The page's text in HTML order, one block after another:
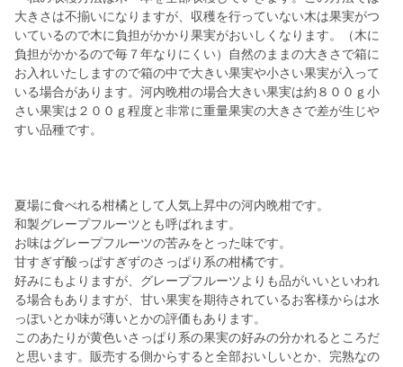
大きさは不揃いになりますが、収穫を行っていない木は果実がつ
いているので木に負担がかかり果実がおいしくなります。（木に
負担がかかるので毎７年なりにくい）自然のままの大きさで箱に
お入れいたしますので箱の中で大きい果実や小さい果実が入って
いる場合があります。河内晩柑の場合大きい果実は約８００ｇ小
さい果実は２００ｇ程度と非常に重量果実の大きさで差が生じや
すい品種です。
夏場に食べれる柑橘として人気上昇中の河内晩柑です。
和製グレープフルーツとも呼ばれます。
お味はグレープフルーツの苦みをとった味です。
甘すぎず酸っぱすぎずのさっぱり系の柑橘です。
好みにもよりますが、グレープフルーツよりも品がいいといわれ
る場合もありますが、甘い果実を期待されているお客様からは水
っぽいとか味が薄いとかの評価もあります。
このあたりが黄色いさっぱり系の果実の好みの分かれるところだ
と思います。販売する側からすると全部おいしいとか、完熟なの